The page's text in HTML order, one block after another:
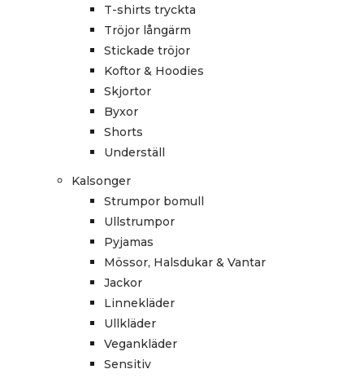
T-shirts tryckta
Tröjor långärm
Stickade tröjor
Koftor & Hoodies
Skjortor
Byxor
Shorts
Underställ
Kalsonger
Strumpor bomull
Ullstrumpor
Pyjamas
Mössor, Halsdukar & Vantar
Jackor
Linnekläder
Ullkläder
Vegankläder
Sensitiv